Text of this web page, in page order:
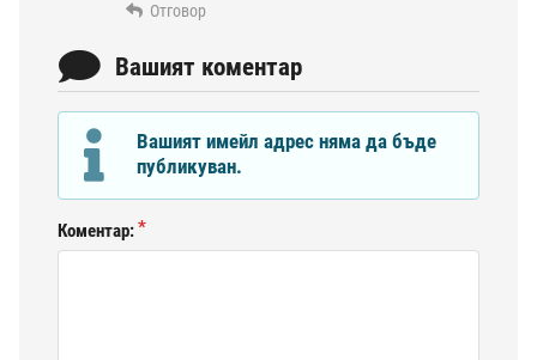
Отговор
Вашият коментар
Вашият имейл адрес няма да бъде
публикуван.
Коментар: